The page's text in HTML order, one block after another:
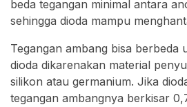
beda tegangan minimal antara
sehingga dioda mampu
Tegangan ambang bisa berbeda
dioda dikarenakan material
silikon atau germanium. Jika
tegangan ambangnya berkisar